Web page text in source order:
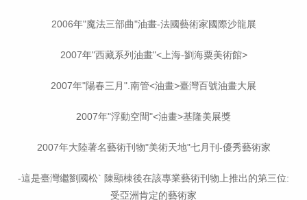
2006年"魔法三部曲"油畫-法國藝術家國際沙龍展
2007年"西藏系列油畫"<上海-劉海粟美術館>
2007年"陽春三月".南管<油畫>臺灣百號油畫大展
2007年"浮動空間"<油畫>基隆美展獎
2007年大陸著名藝術刊物"美術天地"七月刊-優秀藝術家
-這是臺灣繼劉國松` 陳顯棟後在該專業藝術刊物上推出的第三位:
受亞洲肯定的藝術家